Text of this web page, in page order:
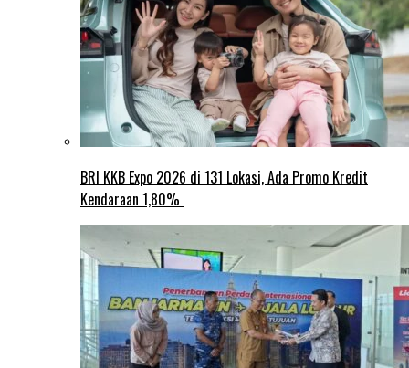
BRI KKB Expo 2026 di 131 Lokasi, Ada Promo Kredit
Kendaraan 1,80%